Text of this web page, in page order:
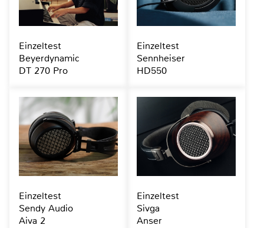
Einzeltest
Beyerdynamic
DT 270 Pro
Einzeltest
Sennheiser
HD550
Einzeltest
Sendy Audio
Aiva 2
Einzeltest
Sivga
Anser